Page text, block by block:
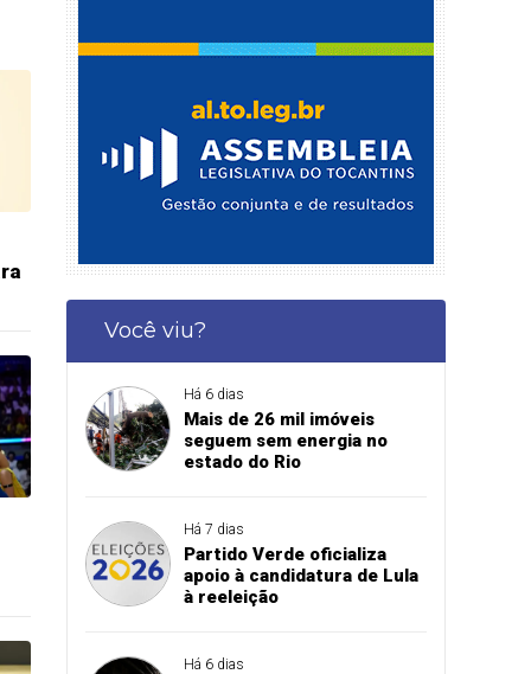
Você viu?
Há 6 dias
Mais de 26 mil imóveis
seguem sem energia no
estado do Rio
Há 7 dias
Partido Verde oficializa
apoio à candidatura de Lula
à reeleição
Há 6 dias